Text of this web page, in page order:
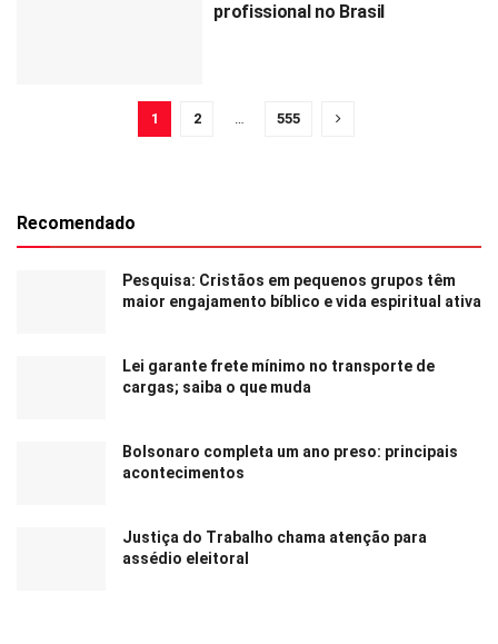
profissional no Brasil
1 2 555
Recomendado
Pesquisa: Cristãos em pequenos grupos têm
maior engajamento bíblico e vida espiritual ativa
Lei garante frete mínimo no transporte de
cargas; saiba o que muda
Bolsonaro completa um ano preso: principais
acontecimentos
Justiça do Trabalho chama atenção para
assédio eleitoral